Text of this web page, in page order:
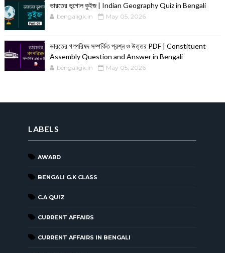
ভারতের ভূগোল কুইজ | Indian Geography Quiz in Bengali
bengaligk.in May 05, 2026
ভারতের গণপরিষদ সম্পর্কিত প্রশ্ন ও উত্তর PDF | Constituent
Assembly Question and Answer in Bengali
bengaligk.in May 05, 2026
LABELS
AWARD
BENGALI G.K CLASS
C.A QUIZ
CURRENT AFFAIRS
CURRENT AFFAIRS IN BENGALI